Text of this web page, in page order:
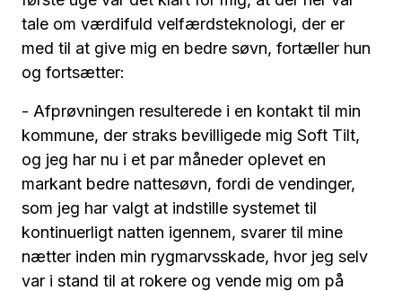
tale om værdifuld velfærdsteknologi, der er
med til at give mig en bedre søvn, fortæller hun
og fortsætter:
- Afprøvningen resulterede i en kontakt til min
kommune, der straks bevilligede mig Soft Tilt,
og jeg har nu i et par måneder oplevet en
markant bedre nattesøvn, fordi de vendinger,
som jeg har valgt at indstille systemet til
kontinuerligt natten igennem, svarer til mine
nætter inden min rygmarvsskade, hvor jeg selv
var i stand til at rokere og vende mig om på